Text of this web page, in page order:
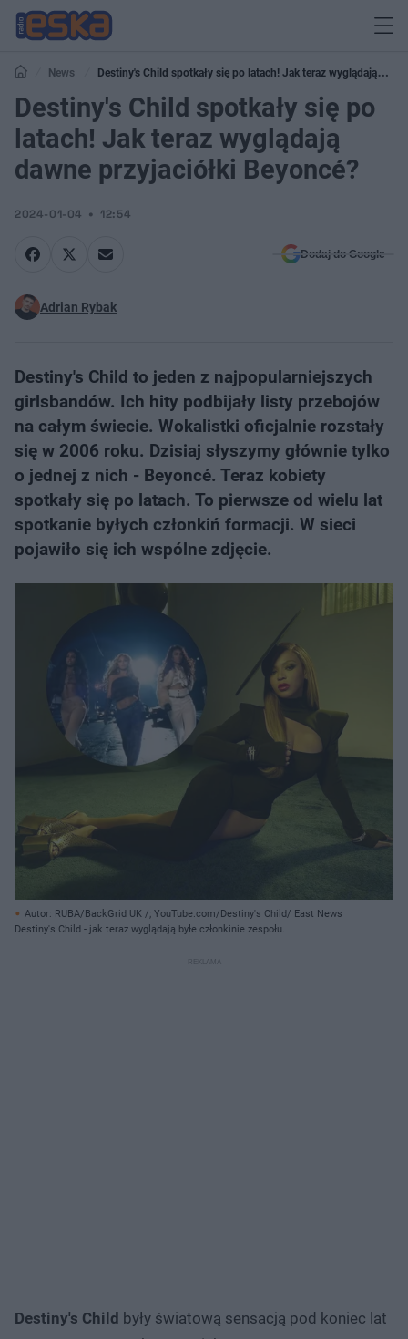
News
Destiny's Child spotkały się po latach! Jak teraz wyglądają
dawne przyjaciółki Beyoncé?
Destiny's Child spotkały się po
latach! Jak teraz wyglądają
dawne przyjaciółki Beyoncé?
2024-01-04 12:54
Dodaj do Google
Adrian Rybak
Destiny's Child to jeden z najpopularniejszych
girlsbandów. Ich hity podbijały listy przebojów
na całym świecie. Wokalistki oficjalnie rozstały
się w 2006 roku. Dzisiaj słyszymy głównie tylko
o jednej z nich - Beyoncé. Teraz kobiety
spotkały się po latach. To pierwsze od wielu lat
spotkanie byłych członkiń formacji. W sieci
pojawiło się ich wspólne zdjęcie.
Autor: RUBA/BackGrid UK /; YouTube.com/Destiny's Child/ East News
Destiny's Child - jak teraz wyglądają byłe członkinie zespołu.
Destiny's Child były światową sensacją pod koniec lat